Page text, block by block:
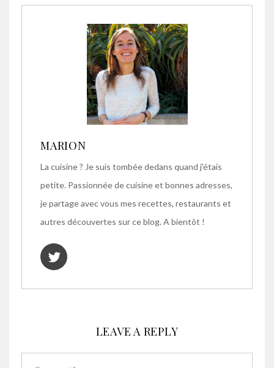
MARION
La cuisine ? Je suis tombée dedans quand j'étais
petite. Passionnée de cuisine et bonnes adresses,
je partage avec vous mes recettes, restaurants et
autres découvertes sur ce blog. A bientôt !
LEAVE A REPLY